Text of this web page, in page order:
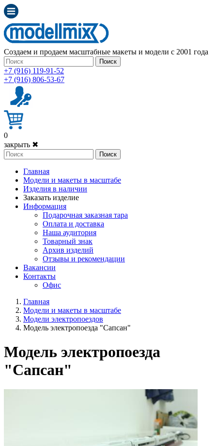
Создаем и продаем масштабные макеты и модели с 2001 года
Поиск
+7 (916) 119-91-52
+7 (916) 806-53-67
0
закрыть ✖
Поиск
Главная
Модели и макеты в масштабе
Изделия в наличии
Заказать изделие
Информация
Подарочная заказная тара
Оплата и доставка
Наша аудитория
Товарный знак
Архив изделий
Отзывы и рекомендации
Вакансии
Контакты
Офис
Главная
Модели и макеты в масштабе
Модели электропоездов
Модель электропоезда "Сапсан"
Модель электропоезда
"Сапсан"